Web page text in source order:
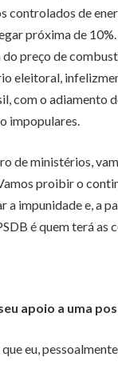
de
próxima de
preço de
eleitoral,
o adiamento
impopulares.
de ministérios,
proibir o
impunidade e, a
é quem terá
apoio a uma
eu,